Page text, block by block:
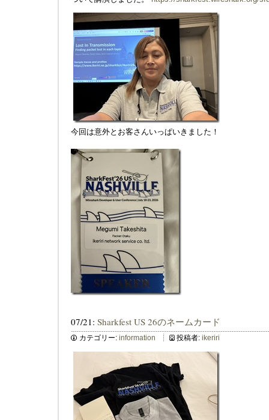
今回は意外とお客さんいっぱいきました！
07/21: Sharkfest US 26のネームカード
カテゴリー: information 投稿者: ikeriri